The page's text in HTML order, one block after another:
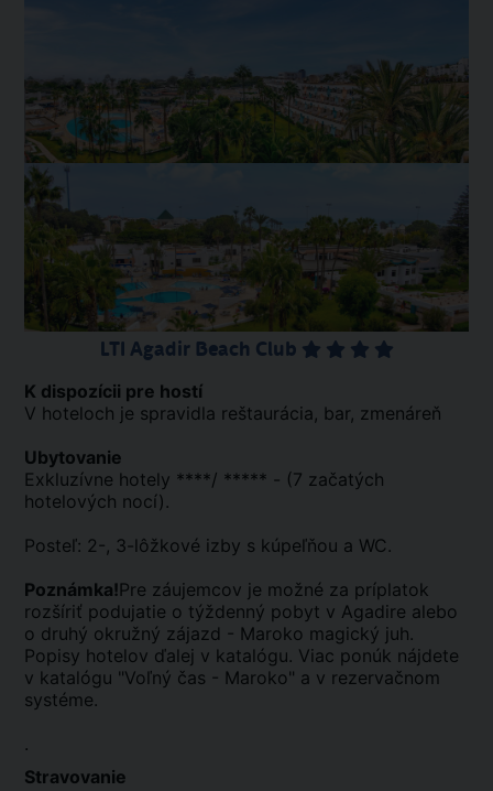
LTI Agadir Beach Club
K dispozícii pre hostí
V hoteloch je spravidla reštaurácia, bar, zmenáreň
Ubytovanie
Exkluzívne hotely ****/ ***** - (7 začatých
hotelových nocí).
Posteľ: 2-, 3-lôžkové izby s kúpeľňou a WC.
Poznámka!Pre záujemcov je možné za príplatok
rozšíriť podujatie o týždenný pobyt v Agadire alebo
o druhý okružný zájazd - Maroko magický juh.
Popisy hotelov ďalej v katalógu. Viac ponúk nájdete
v katalógu "Voľný čas - Maroko" a v rezervačnom
systéme.
.
Stravovanie